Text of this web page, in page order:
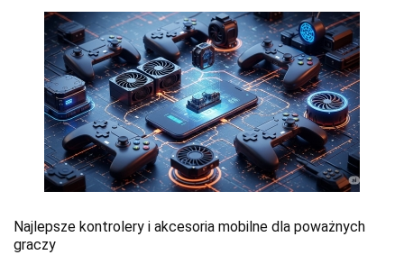
Najlepsze kontrolery i akcesoria mobilne dla poważnych
graczy